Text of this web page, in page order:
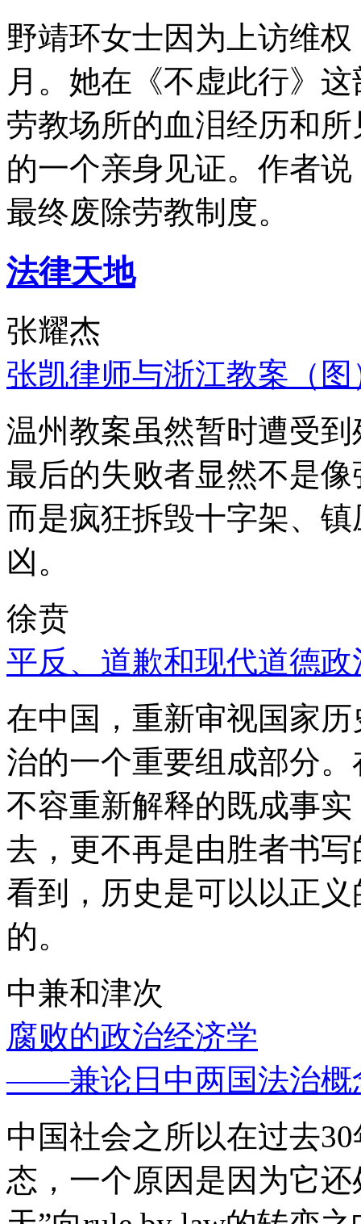
野靖环女士因为上访维
月。她在《不虚此行》
劳教场所的血泪经历和
的一个亲身见证。作者
最终废除劳教制度。
法律天地
张耀杰
张凯律师与浙江教案（图
温州教案虽然暂时遭受
最后的失败者显然不是
而是疯狂拆毁十字架、
凶。
徐贲
平反、道歉和现代道德政
在中国，重新审视国家
治的一个重要组成部分
不容重新解释的既成事
去，更不再是由胜者书
看到，历史是可以以正
的。
中兼和津次
腐败的政治经济学
——兼论日中两国法治概
中国社会之所以在过去
态，一个原因是因为它